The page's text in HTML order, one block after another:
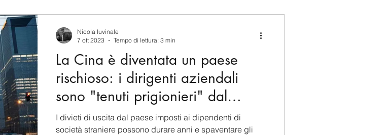
La Cina è diventata un paese
rischioso: i dirigenti aziendali
sono "tenuti prigionieri" dal
regime
I divieti di uscita dal paese imposti ai dipendenti di
società straniere possono durare anni e spaventare gli
Nicola Iuvinale
7 ott 2023
Tempo di lettura: 3 min